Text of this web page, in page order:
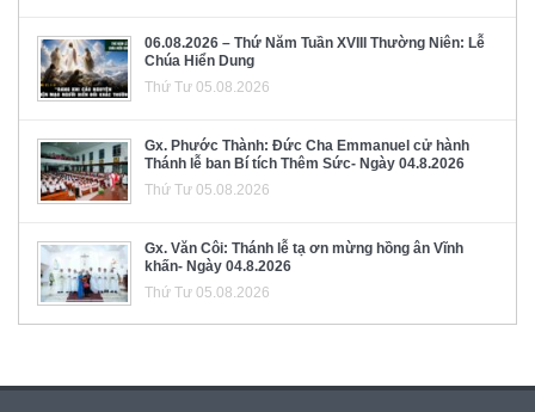
06.08.2026 – Thứ Năm Tuần XVIII Thường Niên: Lễ
Chúa Hiển Dung
Thứ Tư 05.08.2026
Gx. Phước Thành: Đức Cha Emmanuel cử hành
Thánh lễ ban Bí tích Thêm Sức- Ngày 04.8.2026
Thứ Tư 05.08.2026
Gx. Văn Côi: Thánh lễ tạ ơn mừng hồng ân Vĩnh
khấn- Ngày 04.8.2026
Thứ Tư 05.08.2026